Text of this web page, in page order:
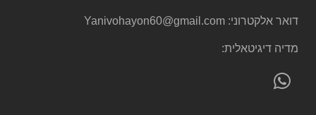
דואר אלקטרוני: Yanivohayon60@gmail.com
מדיה דיגיטאלית: